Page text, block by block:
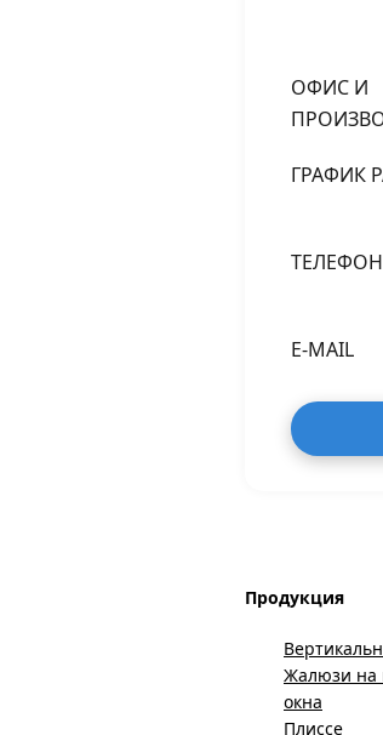
ОФИС И
ГРАФИК
ТЕЛЕФОН
E-MAIL
Продукция
Жалюзи на
окна
Плиссе